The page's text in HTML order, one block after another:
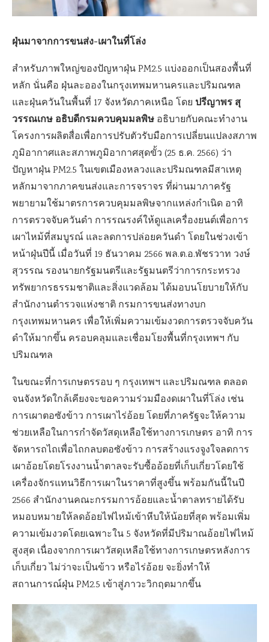
ฝุ่นมาจากการขนส่ง-เผาในที่โล่ง
สำหรับภาพใหญ่ของปัญหาฝุ่น PM2.5 แบ่งออกเป็นสองพื้นที่
หลัก นั่นคือ ฝุ่นละอองในกรุงเทพมหานครและปริมณฑล
และฝุ่นควันในพื้นที่ 17 จังหวัดภาคเหนือ โดย ปรีญาพร สุ
วรรณเกษ อธิบดีกรมควบคุมมลพิษ อธิบายกับคณะทำงาน
โครงการผลิตสื่อเพื่อการปรับตัวรับมือการเปลี่ยนแปลงสภาพ
ภูมิอากาศและสภาพภูมิอากาศสุดขั้ว (25 ธ.ค. 2566) ว่า
ปัญหาฝุ่น PM2.5 ในเขตเมืองหลวงและปริมณฑลมีสาเหตุ
หลักมาจากภาคขนส่งและการจราจร ที่ผ่านมาภาครัฐ
พยายามใช้มาตรการควบคุมมลพิษจากแหล่งกำเนิด อาทิ
การตรวจจับควันดำ การรณรงค์ให้ดูแลเครื่องยนต์เพื่อการ
เผาไหม้ที่สมบูรณ์ และลดการปล่อยควันดำ โดยในช่วงเข้า
หน้าฝุ่นปีนี้ เมื่อวันที่ 19 ธันวาคม 2566 พล.ต.อ.พัชรวาท วงษ์
สุวรรณ รองนายกรัฐมนตรีและรัฐมนตรีว่าการกระทรวง
ทรัพยากรธรรมชาติและสิ่งแวดล้อม ได้มอบนโยบายให้กับ
สำนักงานตำรวจแห่งชาติ กรมการขนส่งทางบก
กรุงเทพมหานคร เพื่อให้เพิ่มความเข้มงวดการตรวจจับควัน
ดำให้มากขึ้น ครอบคลุมและเชื่อมโยงพื้นที่กรุงเทพฯ กับ
ปริมณฑล
ในขณะที่การเกษตรรอบ ๆ กรุงเทพฯ และปริมณฑล ตลอด
จนจังหวัดใกล้เคียงจะขอความร่วมมืองดเผาในที่โล่ง เช่น
การเผาตอซังข้าว การเผาไร่อ้อย โดยที่ภาครัฐจะให้ความ
ช่วยเหลือในการกำจัดวัสดุเหลือใช้ทางการเกษตร อาทิ การ
จัดหารถไถเพื่อไถกลบตอซังข้าว การสร้างแรงจูงใจลดการ
เผาอ้อยโดยโรงงานน้ำตาลจะรับซื้ออ้อยที่เก็บเกี่ยวโดยใช้
เครื่องจักรแทนวิธีการเผาในราคาที่สูงขึ้น พร้อมกันนี้ในปี
2566 สำนักงานคณะกรรมการอ้อยและน้ำตาลทรายได้รับ
หมอบหมายให้ลดอ้อยไฟไหม้เข้าหีบให้น้อยที่สุด พร้อมเพิ่ม
ความเข้มงวดโดยเฉพาะใน 5 จังหวัดที่มีปริมาณอ้อยไฟไหม้
สูงสุด เนื่องจากการเผาวัสดุเหลือใช้ทางการเกษตรหลังการ
เก็บเกี่ยว ไม่ว่าจะเป็นข้าว หรือไร่อ้อย จะยิ่งทำให้
สถานการณ์ฝุ่น PM2.5 เข้าสู่ภาวะวิกฤตมากขึ้น